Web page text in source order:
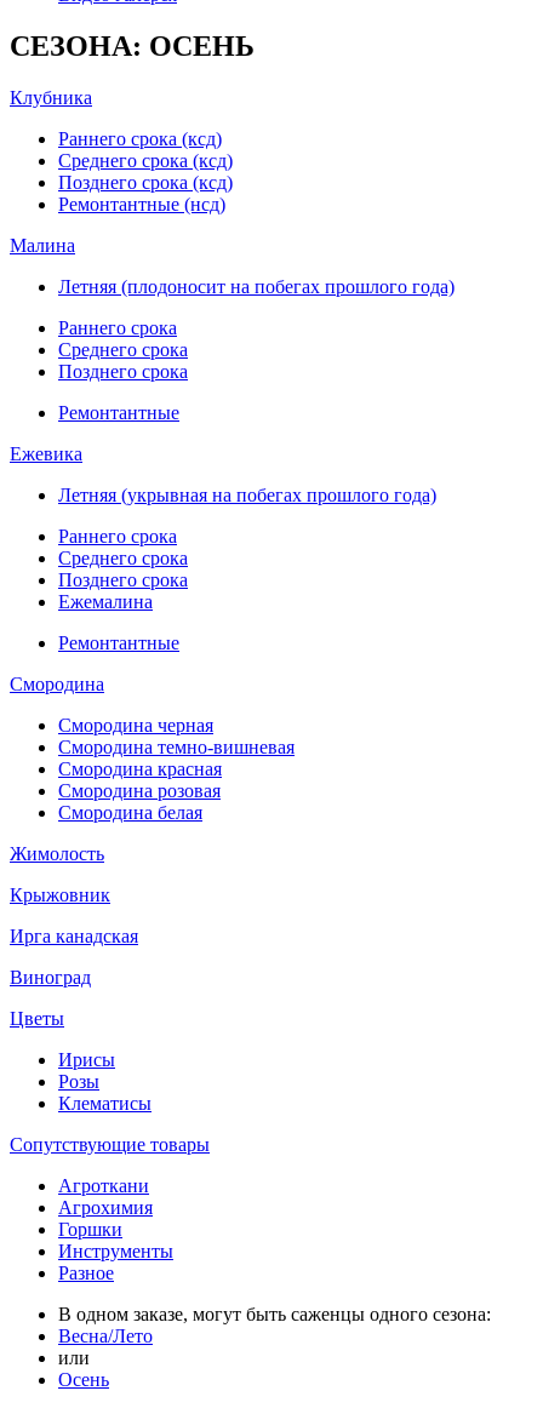
СЕЗОНА: ОСЕНЬ
Клубника
Раннего срока (ксд)
Среднего срока (ксд)
Позднего срока (ксд)
Ремонтантные (нсд)
Малина
Летняя (плодоносит на побегах прошлого года)
Раннего срока
Среднего срока
Позднего срока
Ремонтантные
Ежевика
Летняя (укрывная на побегах прошлого года)
Раннего срока
Среднего срока
Позднего срока
Ежемалина
Ремонтантные
Смородина
Смородина черная
Смородина темно-вишневая
Смородина красная
Смородина розовая
Смородина белая
Жимолость
Крыжовник
Ирга канадская
Виноград
Цветы
Ирисы
Розы
Клематисы
Сопутствующие товары
Агроткани
Агрохимия
Горшки
Инструменты
Разное
В одном заказе, могут быть саженцы одного сезона:
Весна/Лето
или
Осень